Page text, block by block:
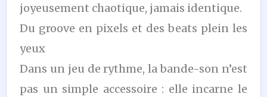
joyeusement chaotique, jamais identique.
Du groove en pixels et des beats plein les
yeux
Dans un jeu de rythme, la bande-son n’est
pas un simple accessoire : elle incarne le